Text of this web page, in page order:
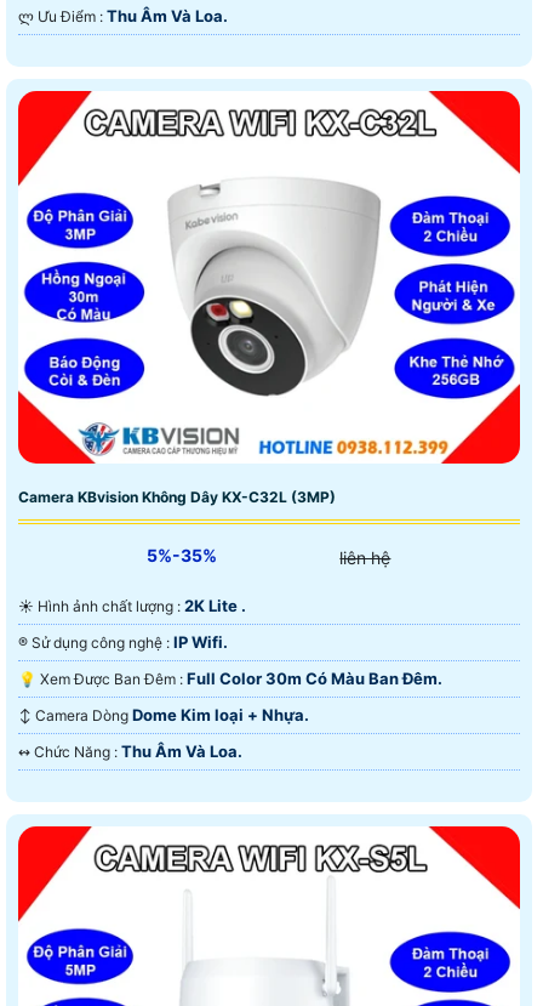
️ლ Ưu Điểm : Thu Âm Và Loa.
Camera KBvision Không Dây KX-C32L (3MP)
5%-35% liên hệ
☀️ Hình ảnh chất lượng : 2K Lite .
®️ Sử dụng công nghệ : IP Wifi.
💡 Xem Được Ban Đêm : Full Color 30m Có Màu Ban Ðêm.
↕️ Camera Dòng Dome Kim loại + Nhựa.
️↭ Chức Năng : Thu Âm Và Loa.